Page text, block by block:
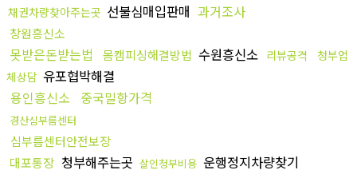
채권차량찾아주는곳 선불심매입판매 과거조사
창원흥신소
못받은돈받는법 몸캠피싱해결방법 수원흥신소 리뷰공격
청부업
체상담 유포협박해결
용인흥신소
중국밀항가격
경산심부름센터
심부름센터안전보장
대포통장 청부해주는곳 살인청부비용 운행정지차량찾기